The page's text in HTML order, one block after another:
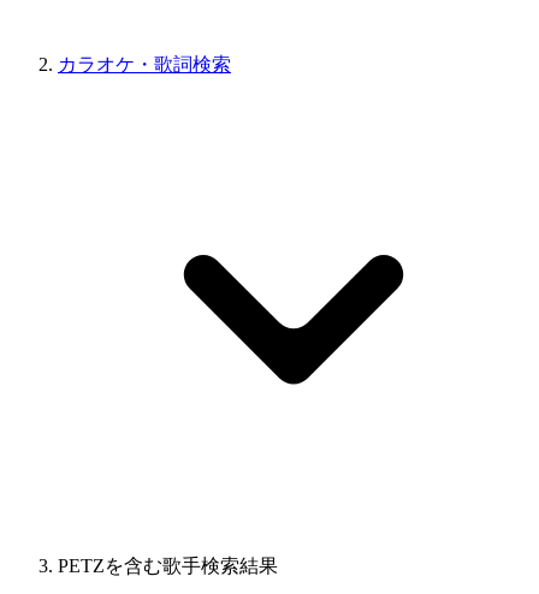
カラオケ・歌詞検索
PETZを含む歌手検索結果